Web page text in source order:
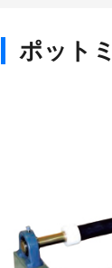
ポット